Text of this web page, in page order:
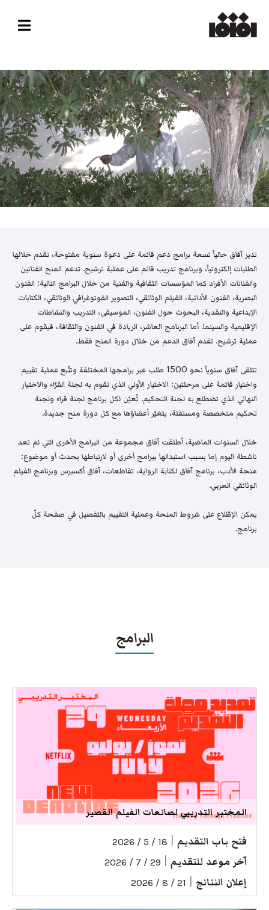
تدير آفاق حالياً تسعة برامج دعم قائمة على دعوة سنوية مفتوحة، تقدم خلالها
الطلبات إلكترونياً، وبرنامج تدريب قائم على عملية ترشيح. تدعم المنح الفنانين
والفنانات الأفراد كما المؤسسات الثقافية والفنية من خلال البرامج التالية: الفنون
البصرية، الفنون الأدائية، الفيلم الوثائقي، التصوير الفوتوغرافي الوثائقي، الكتابات
الإبداعية والنقدية، البحوث حول الفنون، الموسيقى، التدريب والنشاطات
الإقليمية والسينما. أما البرنامج العاشر، الريادة في الفنون والثقافة، فيقوم على
عملية ترشيح. تقدم آفاق الدعم من خلال دورة المنح فقط.
تتلقى آفاق سنوياً نحو 1500 طلب عبر برامجها المختلفة وتتّبع عملية تقييم
واختيار قائمة على مرحلتين: الاختيار الأولي الذي تقوم به لجنة القرّاء والاختيار
النهائي الذي تضطلع به لجنة التحكيم. تُعيّن لكل برنامج لجنة قراء ولجنة
تحكيم متخصصة ومستقلة، يتغيّر أعضاؤها مع كل دورة منح جديدة.
خلال السنوات الماضية، أطلقت آفاق مجموعة من البرامج الأخرى التي لم تعد
ناشطة اليوم إما بسبب استبدالها ببرامج أخرى أو لارتباطها بحدث أو موضوع:
منحة الأدب، برنامج آفاق لكتابة الرواية، تقاطعات، آفاق أكسبرس وبرنامج الفيلم
الوثائقي العربي.
يمكن الإطّلاع على شروط المنحة وعملية التقييم بالتفصيل في صفحة كلّ
برنامج.
البرامج
المختبر التدريبي لصانعات الفيلم القصير
فتح باب التقديم 18 / 5 / 2026
آخر موعد للتقديم 29 / 7 / 2026
إعلان النتائج 21 / 8 / 2026